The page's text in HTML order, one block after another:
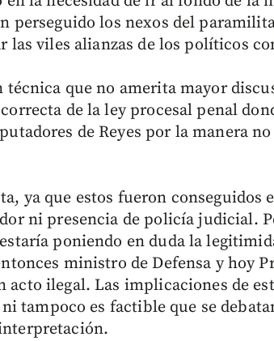
perseguido los nexos del
las viles alianzas de los políticos
que no amerita mayor
de la ley procesal penal
de Reyes por la manera
ya que estos fueron conseguidos
ni presencia de policía judicial.
poniendo en duda la
ministro de Defensa y hoy
acto ilegal. Las implicaciones de
tampoco es factible que se